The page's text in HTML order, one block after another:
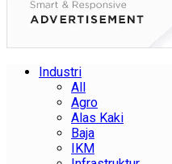
Industri
All
Agro
Alas Kaki
Baja
IKM